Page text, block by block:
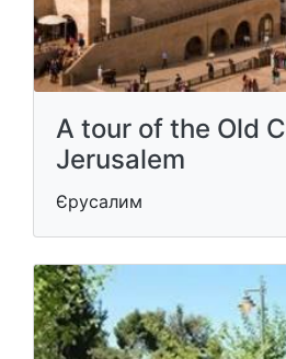
A tour of the Old
Jerusalem
Єрусалим